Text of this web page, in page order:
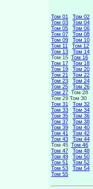
Том 01
Том 02
Том 03
Том 04
Том 05
Том 06
Том 07
Том 08
Том 09
Том 10
Том 11
Том 12
Том 13
Том 14
Том 15 Том 16
Том 17
Том 18
Том 19
Том 20
Том 21
Том 22
Том 23
Том 24
Том 25
Том 26
Том 27 Том 28
Том 29 Том 30
Том 31
Том 32
Том 33
Том 34
Том 35
Том 36
Том 37
Том 38
Том 39
Том 40
Том 41
Том 42
Том 43
Том 44
Том 45 Том 46
Том 47
Том 48
Том 49
Том 50
Том 51
Том 52
Том 53
Том 54
Том 55